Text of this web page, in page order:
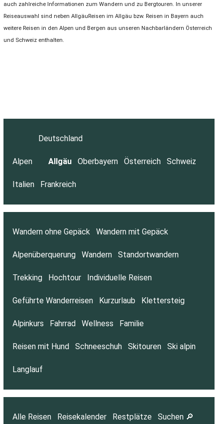
auch zahlreiche Informationen zum Wandern und zu Bergtouren. In unserer
Reiseauswahl sind neben AllgäuReisen im Allgäu bzw. Reisen in Bayern auch
weitere Reisen in den Alpen und Bergen aus unseren Nachbarländern Österreich
und Schweiz enthalten.
Alpen
Deutschland
Allgäu Oberbayern Österreich Schweiz
Italien Frankreich
Wandern ohne Gepäck Wandern mit Gepäck
Alpenüberquerung Wandern Standortwandern
Trekking Hochtour Individuelle Reisen
Geführte Wanderreisen Kurzurlaub Klettersteig
Alpinkurs Fahrrad Wellness Familie
Reisen mit Hund Schneeschuh Skitouren Ski alpin
Langlauf
Alle Reisen Reisekalender Restplätze Suchen 🔎